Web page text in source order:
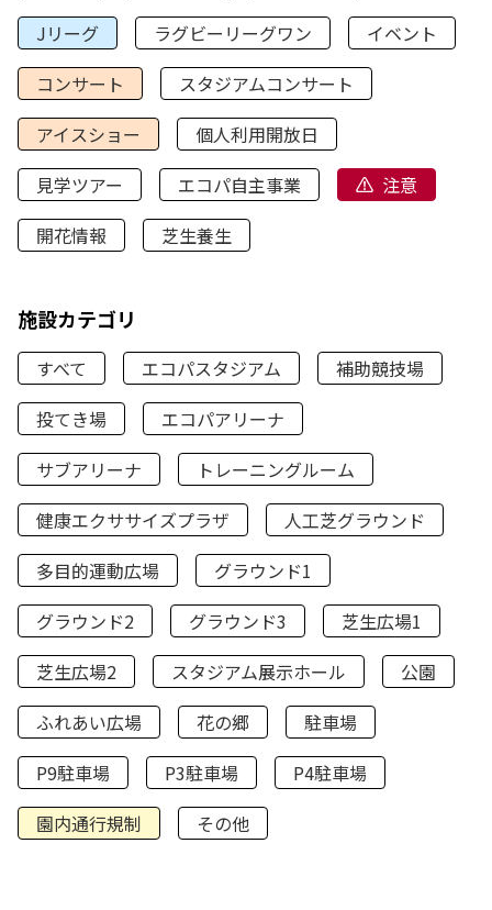
Jリーグ
ラグビーリーグワン
イベント
コンサート
スタジアムコンサート
アイスショー
個人利用開放日
見学ツアー
エコパ自主事業
注意
開花情報
芝生養生
施設カテゴリ
すべて エコパスタジアム
補助競技場
投てき場
エコパアリーナ
サブアリーナ
トレーニングルーム
健康エクササイズプラザ
人工芝グラウンド
多目的運動広場
グラウンド1
グラウンド2
グラウンド3
芝生広場1
芝生広場2
スタジアム展示ホール
公園
ふれあい広場
花の郷
駐車場
P9駐車場
P3駐車場
P4駐車場
園内通行規制
その他